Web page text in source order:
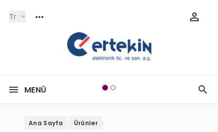
Tr
MENÜ
Ana Sayfa Ürünler